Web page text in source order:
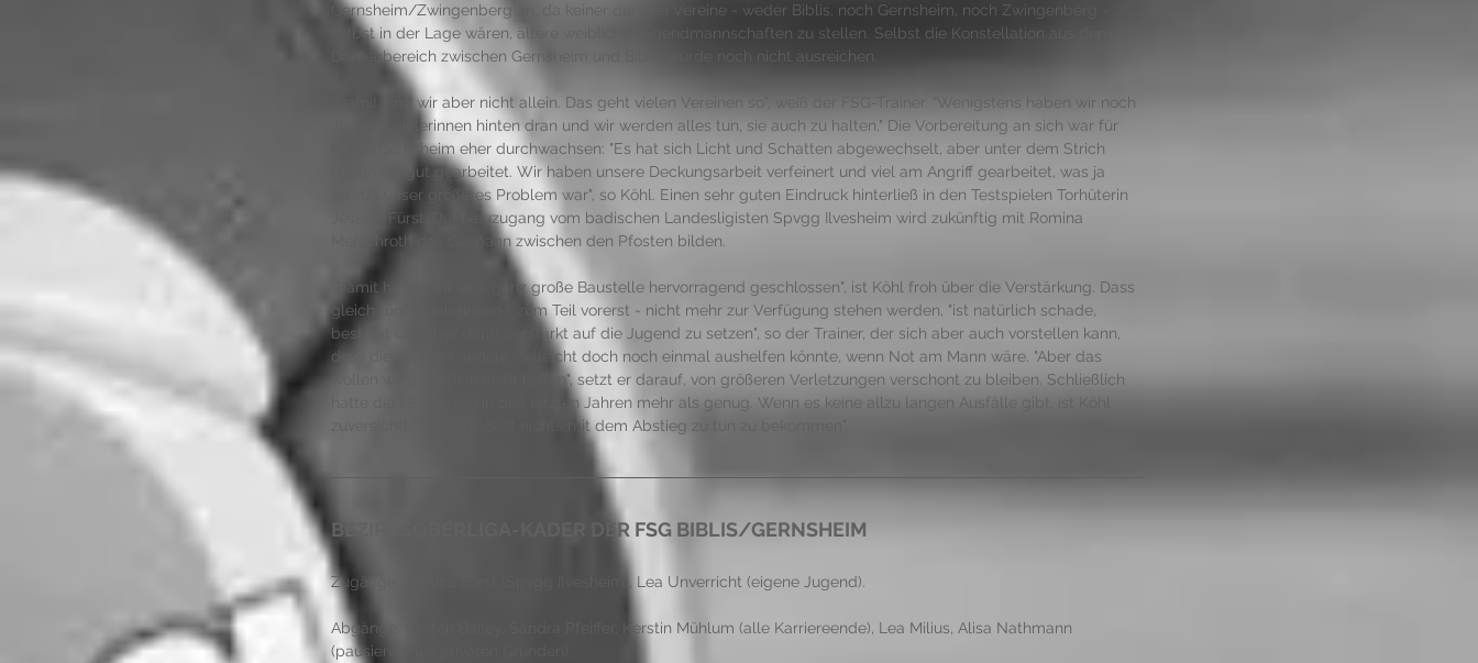
Gernsheim/Zwingenberg an, da keiner der drei Vereine - weder Biblis, noch Gernsheim, noch Zwingenberg -
selbst in der Lage wären, ältere weibliche Jugendmannschaften zu stellen. Selbst die Konstellation aus dem
Damenbereich zwischen Gernsheim und Biblis würde noch nicht ausreichen.
"Damit sind wir aber nicht allein. Das geht vielen Vereinen so", weiß der FSG-Trainer. "Wenigstens haben wir noch
Jugendspielerinnen hinten dran und wir werden alles tun, sie auch zu halten." Die Vorbereitung an sich war für
Biblis/Gernsheim eher durchwachsen: "Es hat sich Licht und Schatten abgewechselt, aber unter dem Strich
haben wir gut gearbeitet. Wir haben unsere Deckungsarbeit verfeinert und viel am Angriff gearbeitet, was ja
zuletzt unser größeres Problem war", so Köhl. Einen sehr guten Eindruck hinterließ in den Testspielen Torhüterin
Jessica Fürst. Der Neuzugang vom badischen Landesligisten Spvgg Ilvesheim wird zukünftig mit Romina
Merschroth das Gespann zwischen den Pfosten bilden.
"Damit haben wir eine ganz große Baustelle hervorragend geschlossen", ist Köhl froh über die Verstärkung. Dass
gleich fünf Spielerinnen - zum Teil vorerst - nicht mehr zur Verfügung stehen werden, "ist natürlich schade,
bestärkt uns aber darin, verstärkt auf die Jugend zu setzen", so der Trainer, der sich aber auch vorstellen kann,
dass die ein oder andere vielleicht doch noch einmal aushelfen könnte, wenn Not am Mann wäre. "Aber das
wollen wir eigentlich nicht hoffen", setzt er darauf, von größeren Verletzungen verschont zu bleiben. Schließlich
hatte die FSG davon in den letzten Jahren mehr als genug. Wenn es keine allzu langen Ausfälle gibt, ist Köhl
zuversichtlich, "zumindest nichts mit dem Abstieg zu tun zu bekommen".
BEZIRKSOBERLIGA-KADER DER FSG BIBLIS/GERNSHEIM
Zugänge: Jessica Fürst (Spvgg Ilvesheim), Lea Unverricht (eigene Jugend).
Abgänge: Kirsten Bailey, Sandra Pfeiffer, Kerstin Mühlum (alle Karriereende), Lea Milius, Alisa Nathmann
(pausieren aus privaten Gründen).